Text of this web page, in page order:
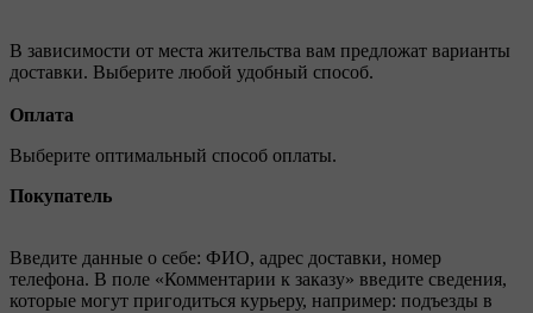
В зависимости от места жительства вам предложат варианты
доставки. Выберите любой удобный способ.
Оплата
Выберите оптимальный способ оплаты.
Покупатель
Введите данные о себе: ФИО, адрес доставки, номер
телефона. В поле «Комментарии к заказу» введите сведения,
которые могут пригодиться курьеру, например: подъезды в